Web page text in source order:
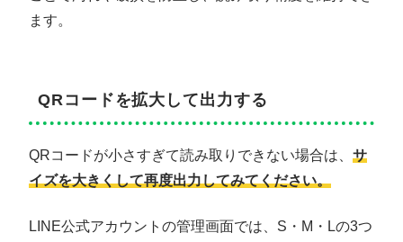
ます。
QRコードを拡大して出力する
QRコードが小さすぎて読み取りできない場合は、 サ
イズを大きくして再度出力してみてください。
LINE公式アカウントの管理画面では、S・M・Lの3つ